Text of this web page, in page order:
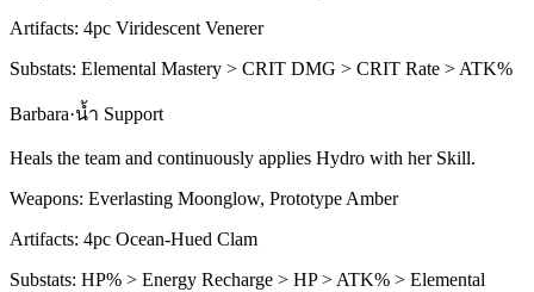
Artifacts: 4pc Viridescent Venerer
Substats: Elemental Mastery > CRIT DMG > CRIT Rate > ATK%
Barbara·น้ำ Support
Heals the team and continuously applies Hydro with her Skill.
Weapons: Everlasting Moonglow, Prototype Amber
Artifacts: 4pc Ocean-Hued Clam
Substats: HP% > Energy Recharge > HP > ATK% > Elemental